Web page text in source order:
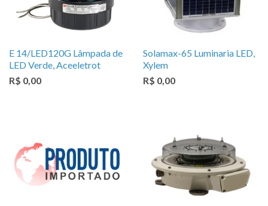
E 14/LED120G Lâmpada de
LED Verde, Aceeletrot
R$ 0,00
Solamax-65 Luminaria LED,
Xylem
R$ 0,00